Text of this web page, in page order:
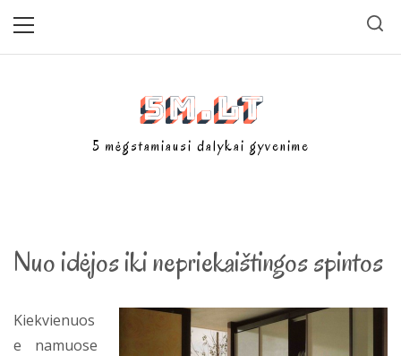
5m.lt
5 mėgstamiausi dalykai gyvenime
Nuo idėjos iki nepriekaištingos spintos
Kiekvienuos
e namuose